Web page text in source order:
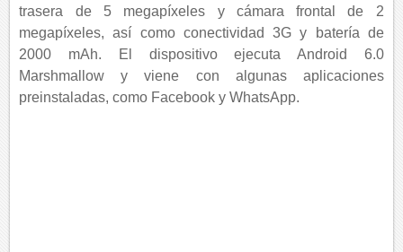
trasera de 5 megapíxeles y cámara frontal de 2
megapíxeles, así como conectividad 3G y batería de
2000 mAh. El dispositivo ejecuta Android 6.0
Marshmallow y viene con algunas aplicaciones
preinstaladas, como Facebook y WhatsApp.